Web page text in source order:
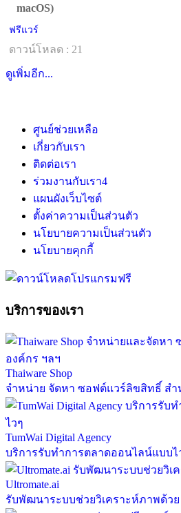
macOS)
ฟรีแวร์
ดาวน์โหลด : 21
ดูเพิ่มอีก...
ศูนย์ช่วยเหลือ
เกี่ยวกับเรา
ติดต่อเรา
ร่วมงานกับเรา4
แผนผังเว็บไซต์
ตั้งค่าความเป็นส่วนตัว
นโยบายความเป็นส่วนตัว
นโยบายคุกกี้
บริการของเรา
Thaiware Shop
จำหน่าย จัดหา ซอฟต์แวร์ลิขสิทธิ์ สำ
TumWai Digital Agency
บริการรับทำการตลาดออนไลน์แบบไ
Ultromate.ai
รับพัฒนาระบบช่วยวิเคราะห์ภาพด้ว